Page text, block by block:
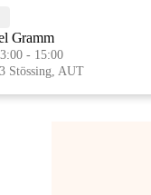
Gramm
- 15:00
Stössing, AUT